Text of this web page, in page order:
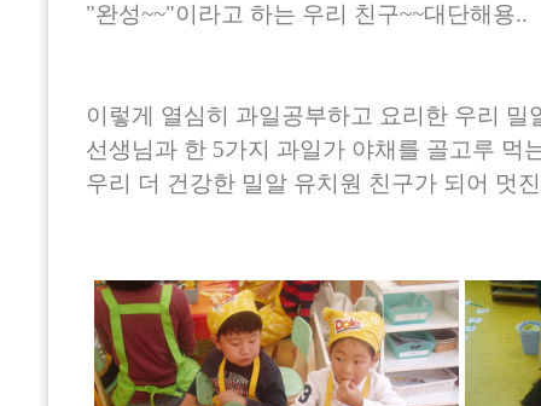
"완성~~"이라고 하는 우리 친구~~대단해용..
이렇게 열심히 과일공부하고 요리한 우리 밀
선생님과 한 5가지 과일가 야채를 골고루 먹
우리 더 건강한 밀알 유치원 친구가 되어 멋